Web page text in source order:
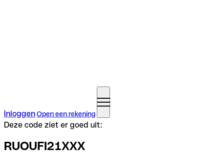
InloggenOpen een rekening
Deze code ziet er goed uit:
RUOUFI21XXX